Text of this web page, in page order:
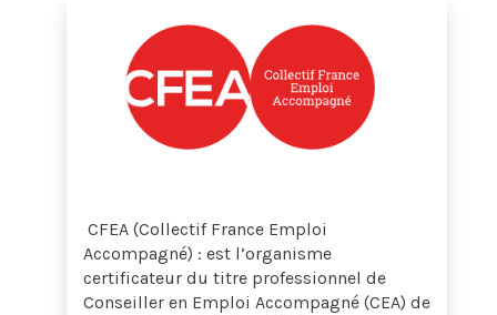
CFEA (Collectif France Emploi
Accompagné) : est l’organisme
certificateur du titre professionnel de
Conseiller en Emploi Accompagné (CEA) de